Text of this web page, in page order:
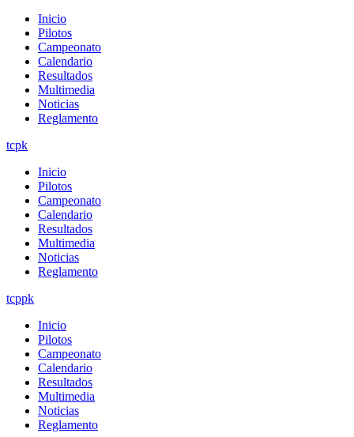
Inicio
Pilotos
Campeonato
Calendario
Resultados
Multimedia
Noticias
Reglamento
tcpk
Inicio
Pilotos
Campeonato
Calendario
Resultados
Multimedia
Noticias
Reglamento
tcppk
Inicio
Pilotos
Campeonato
Calendario
Resultados
Multimedia
Noticias
Reglamento